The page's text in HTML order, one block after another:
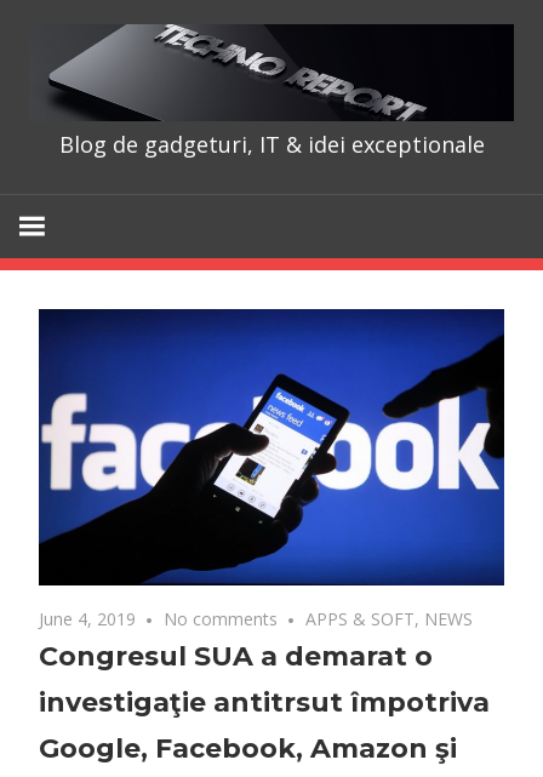
content
Blog de gadgeturi, IT & idei exceptionale
June 4, 2019 No comments APPS & SOFT, NEWS
Congresul SUA a demarat o
investigaţie antitrsut împotriva
Google, Facebook, Amazon şi